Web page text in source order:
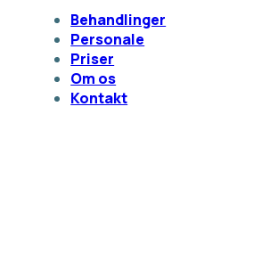
Behandlinger
Personale
Priser
Om os
Kontakt